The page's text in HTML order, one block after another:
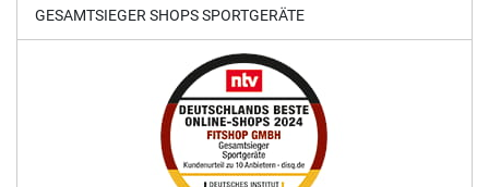
GESAMTSIEGER SHOPS SPORTGERÄTE